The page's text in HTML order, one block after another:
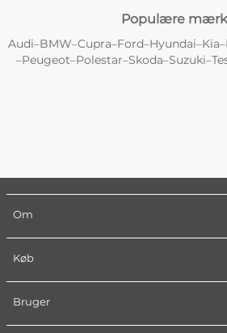
Populære
Audi–BMW–Cupra–Ford–Hyundai–Kia–
–Peugeot–Polestar–Skoda–Suzuki–
Om
Køb
Bruger